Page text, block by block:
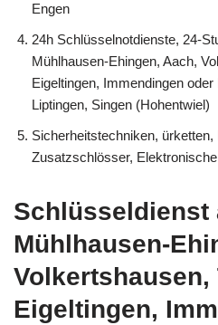
Engen
24h Schlüsselnotdienste, 24-
Mühlhausen-Ehingen, Aach,
Eigeltingen, Immendingen
Liptingen, Singen (Hohentwiel)
Sicherheitstechniken,
Zusatzschlösser,
Schlüsseldienst
Mühlhausen-
Volkertshausen,
Eigeltingen,